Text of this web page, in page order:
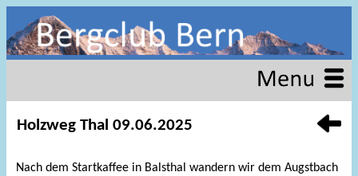
Holzweg Thal 09.06.2025
Nach dem Startkaffee in Balsthal wandern wir dem Augstbach